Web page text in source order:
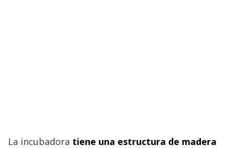
La incubadora tiene una estructura de madera